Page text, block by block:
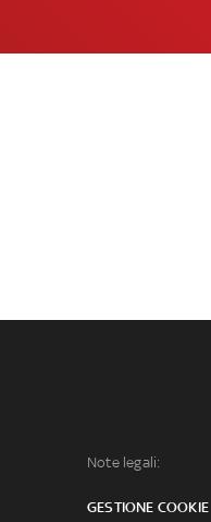
Note legali:
GESTIONE COOKIE